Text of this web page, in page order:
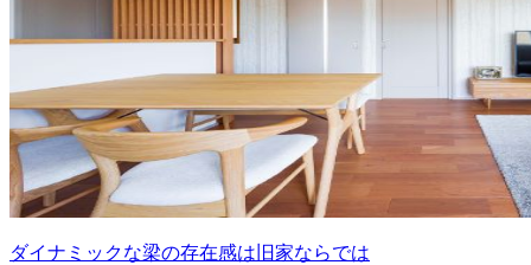
ダイナミックな梁の存在感は旧家ならでは